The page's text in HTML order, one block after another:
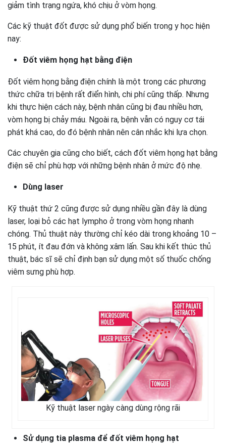
giảm tình trạng ngứa, khó chịu ở vòm họng.
Các kỹ thuật đốt được sử dụng phổ biến trong y học hiện
nay:
Đốt viêm họng hạt bằng điện
Đốt viêm họng bằng điện chính là một trong các phương
thức chữa trị bệnh rất điển hình, chi phí cũng thấp. Nhưng
khi thực hiện cách này, bệnh nhân cũng bị đau nhiều hơn,
vòm họng bị chảy máu. Ngoài ra, bệnh vẫn có nguy cơ tái
phát khá cao, do đó bệnh nhân nên cân nhắc khi lựa chọn.
Các chuyên gia cũng cho biết, cách đốt viêm họng hạt bằng
điện sẽ chỉ phù hợp với những bệnh nhân ở mức độ nhẹ.
Dùng laser
Kỹ thuật thứ 2 cũng được sử dụng nhiều gần đây là dùng
laser, loại bỏ các hạt lympho ở trong vòm họng nhanh
chóng. Thủ thuật này thường chỉ kéo dài trong khoảng 10 –
15 phút, ít đau đớn và không xâm lấn. Sau khi kết thúc thủ
thuật, bác sĩ sẽ chỉ định bạn sử dụng một số thuốc chống
viêm sưng phù hợp.
Kỹ thuật laser ngày càng dùng rộng rãi
Sử dụng tia plasma để đốt viêm họng hạt